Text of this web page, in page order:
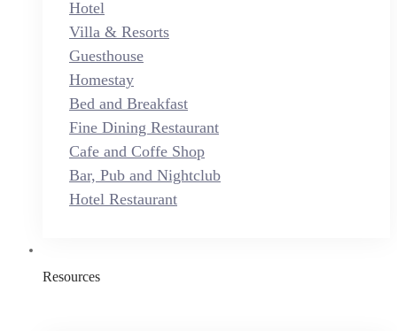
Hotel
Villa & Resorts
Guesthouse
Homestay
Bed and Breakfast
Fine Dining Restaurant
Cafe and Coffe Shop
Bar, Pub and Nightclub
Hotel Restaurant
Resources